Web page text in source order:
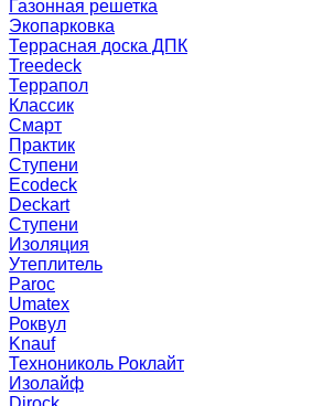
Газонная решетка
Экопарковка
Террасная доска ДПК
Treedeck
Террапол
Классик
Смарт
Практик
Ступени
Ecodeck
Deckart
Ступени
Изоляция
Утеплитель
Paroc
Umatex
Роквул
Knauf
Технониколь Роклайт
Изолайф